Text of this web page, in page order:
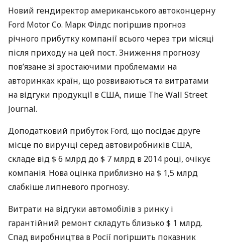
Новий гендиректор американського автоконцерну
Ford Motor Co. Марк Філдс погіршив прогноз
річного прибутку компанії всього через три місяці
після приходу на цей пост. Зниження прогнозу
пов’язане зі зростаючими проблемами на
авторинках країн, що розвиваються та витратами
на відгуки продукції вСША, пише The Wall Street
Journal.
Доподатковий прибуток Ford, що посідає друге
місце по виручці серед автовиробниківСША,
складе від $ 6 млрд до $ 7 млрд в 2014 році, очікує
компанія. Нова оцінка приблизно на $ 1,5 млрд
слабкіше липневого прогнозу.
Витрати на відгуки автомобілів з ​​ринку і
гарантійний ремонт складуть близько $ 1 млрд.
Спад виробництва в Росії погіршить показник